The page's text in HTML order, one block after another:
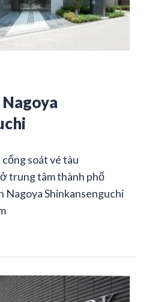
soát vé tàu
trung tâm thành phố
Nagoya Shinkansenguchi